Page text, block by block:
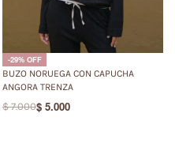
-29% OFF
BUZO NORUEGA CON CAPUCHA
ANGORA TRENZA
$7.000$ 5.000